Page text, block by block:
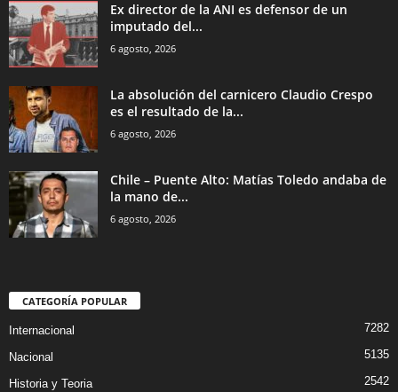
Ex director de la ANI es defensor de un
imputado del...
6 agosto, 2026
La absolución del carnicero Claudio Crespo
es el resultado de la...
6 agosto, 2026
Chile – Puente Alto: Matías Toledo andaba de
la mano de...
6 agosto, 2026
CATEGORÍA POPULAR
Internacional 7282
Nacional 5135
Historia y Teoria 2542